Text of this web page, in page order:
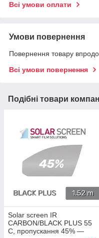
Всі умови оплати
Умови повернення
Повернення товару
Всі умови повернення
Подібні товари
Solar screen IR
CARBON/BLACK PLUS 55
C, пропускання 45% —